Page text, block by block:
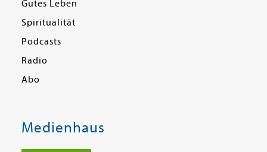
Gutes Leben
Spiritualität
Podcasts
Radio
Abo
Medienhaus